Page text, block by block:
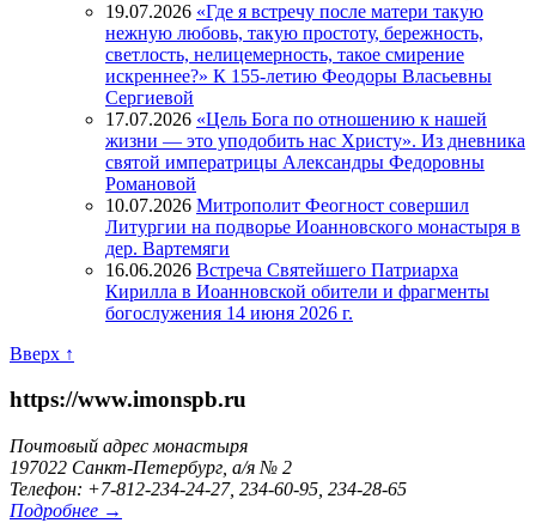
19.07.2026 «Где я встречу после матери такую
нежную любовь, такую простоту, бережность,
светлость, нелицемерность, такое смирение
искреннее?» К 155-летию Феодоры Власьевны
Сергиевой
17.07.2026 «Цель Бога по отношению к нашей
жизни — это уподобить нас Христу». Из дневника
святой императрицы Александры Федоровны
Романовой
10.07.2026 Митрополит Феогност совершил
Литургии на подворье Иоанновского монастыря в
дер. Вартемяги
16.06.2026 Встреча Святейшего Патриарха
Кирилла в Иоанновской обители и фрагменты
богослужения 14 июня 2026 г.
Вверх ↑
https://www.imonspb.ru
Почтовый адрес монастыря
197022 Санкт-Петербург, а/я № 2
Телефон: +7-812-234-24-27, 234-60-95, 234-28-65
Подробнее →